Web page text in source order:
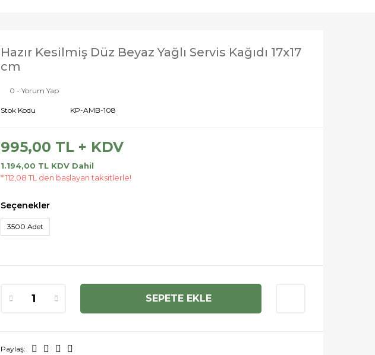
Hazır Kesilmiş Düz Beyaz Yağlı Servis Kağıdı 17x17
cm
0 - Yorum Yap
Stok Kodu KP-AMB-108
995,00 TL + KDV
1.194,00 TL KDV Dahil
* 112,08 TL den başlayan taksitlerle!
Seçenekler
3500 Adet
SEPETE EKLE
Paylaş: